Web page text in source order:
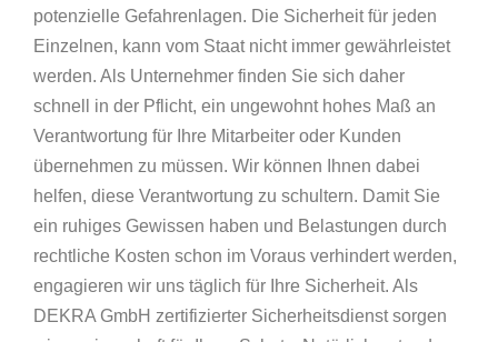
potenzielle Gefahrenlagen. Die Sicherheit für jeden
Einzelnen, kann vom Staat nicht immer gewährleistet
werden. Als Unternehmer finden Sie sich daher
schnell in der Pflicht, ein ungewohnt hohes Maß an
Verantwortung für Ihre Mitarbeiter oder Kunden
übernehmen zu müssen. Wir können Ihnen dabei
helfen, diese Verantwortung zu schultern. Damit Sie
ein ruhiges Gewissen haben und Belastungen durch
rechtliche Kosten schon im Voraus verhindert werden,
engagieren wir uns täglich für Ihre Sicherheit. Als
DEKRA GmbH zertifizierter Sicherheitsdienst sorgen